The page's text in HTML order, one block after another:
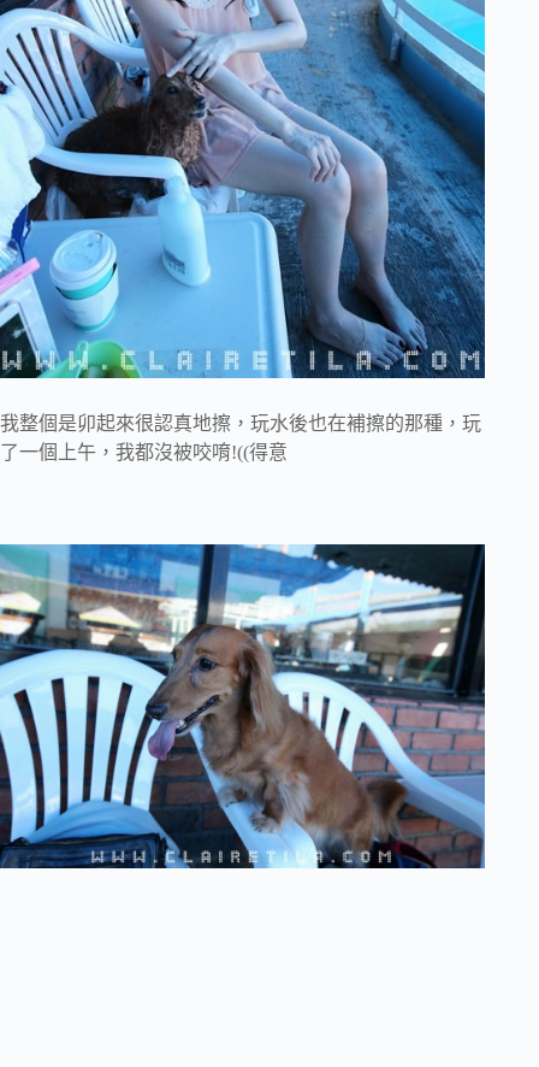
我整個是卯起來很認真地擦，玩水後也在補擦的那種，玩
了一個上午，我都沒被咬唷!((得意